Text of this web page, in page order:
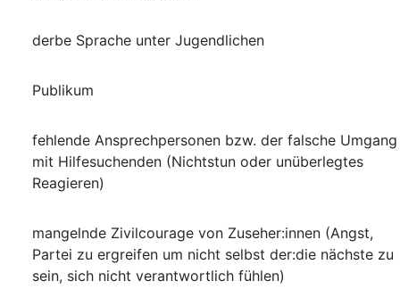
derbe Sprache unter Jugendlichen
Publikum
fehlende Ansprechpersonen bzw. der falsche Umgang
mit Hilfesuchenden (Nichtstun oder unüberlegtes
Reagieren)
mangelnde Zivilcourage von Zuseher:innen (Angst,
Partei zu ergreifen um nicht selbst der:die nächste zu
sein, sich nicht verantwortlich fühlen)